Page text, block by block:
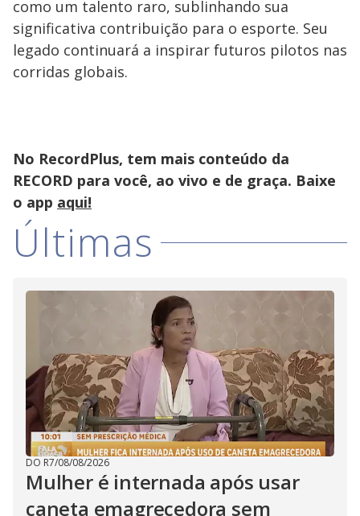
como um talento raro, sublinhando sua
significativa contribuição para o esporte. Seu
legado continuará a inspirar futuros pilotos nas
corridas globais.
No RecordPlus, tem mais conteúdo da
RECORD para você, ao vivo e de graça. Baixe
o app aqui!
Últimas
DO R7/08/08/2026
Mulher é internada após usar
caneta emagrecedora sem